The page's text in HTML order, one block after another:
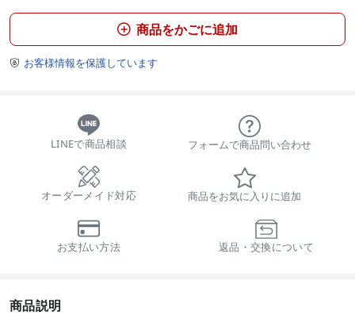
 商品をかごに追加
 お客様情報を保護しています
LINEで商品相談 フォームで商品問い合わせ
オーダーメイド対応 商品をお気に入りに追加
お支払い方法 返品・交換について
商品説明